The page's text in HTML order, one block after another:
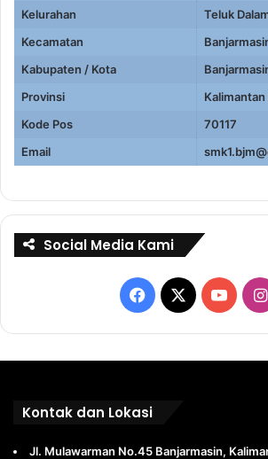
Kelurahan
Teluk
Kecamatan
Kabupaten / Kota
Provinsi
Kalimantan
Kode Pos
70117
Email
Social Media Kami
Facebook
X
Kontak dan Lokasi
Jl. Mulawarman No.45 Banjarmasin,